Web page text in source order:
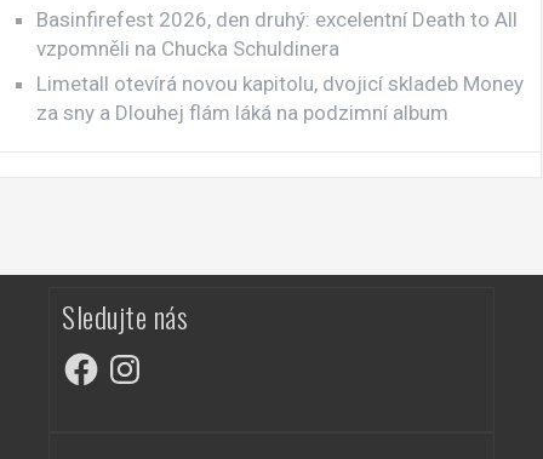
Basinfirefest 2026, den druhý: excelentní Death to All
vzpomněli na Chucka Schuldinera
Limetall otevírá novou kapitolu, dvojicí skladeb Money
za sny a Dlouhej flám láká na podzimní album
Sledujte nás
FacebookInstagram